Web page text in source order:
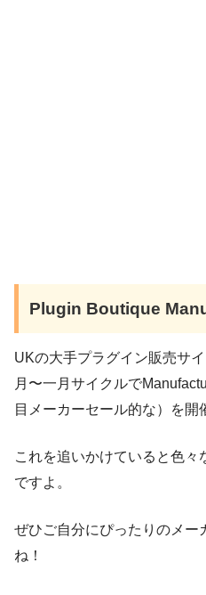
Plugin Boutique
UKの大手プラグイン販売サイ
月〜一月サイクルで
目メーカーセール的な）を開
これを追いかけていると色
ですよ。
ぜひご自分にぴったりのメー
ね！